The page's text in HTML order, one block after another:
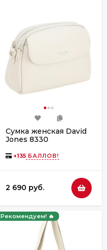
Сумка женская David
Jones 8330
+135 БАЛЛОВ!
2 690 руб.
Рекомендуем! 🔥